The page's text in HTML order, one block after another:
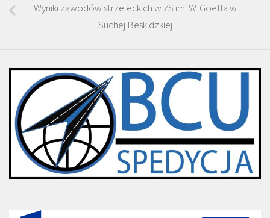
Wyniki zawodów strzeleckich w ZS im. W. Goetla w
Suchej Beskidzkiej